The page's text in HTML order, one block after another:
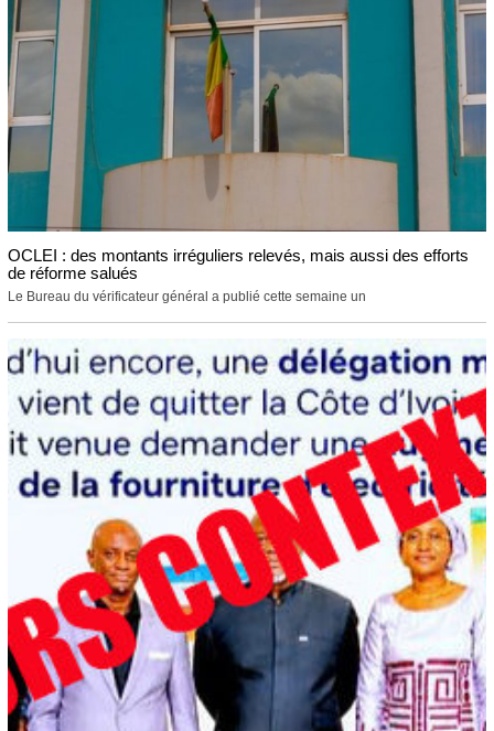
OCLEI : des montants irréguliers relevés, mais aussi des efforts
de réforme salués
Le Bureau du vérificateur général a publié cette semaine un